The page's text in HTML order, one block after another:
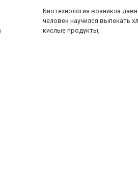
Биотехнология возникла
человек научился выпекать
кислые продукты,